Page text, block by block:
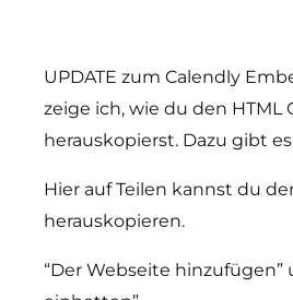
UPDATE zum Calendly
zeige ich, wie du den HTML
herauskopierst. Dazu gibt
Hier auf Teilen kannst du
herauskopieren.
“Der Webseite hinzufügen”